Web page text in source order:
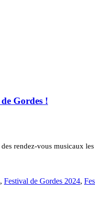
Gordes !
rendez-vous musicaux
, Festival de Gordes 2024,